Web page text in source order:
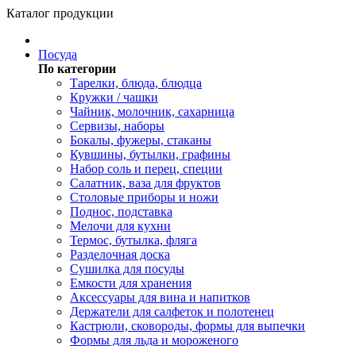
Каталог продукции
Посуда
По категории
Тарелки, блюда, блюдца
Кружки / чашки
Чайник, молочник, сахарница
Сервизы, наборы
Бокалы, фужеры, стаканы
Кувшины, бутылки, графины
Набор соль и перец, специи
Салатник, ваза для фруктов
Столовые приборы и ножи
Поднос, подставка
Мелочи для кухни
Термос, бутылка, фляга
Разделочная доска
Сушилка для посуды
Емкости для хранения
Аксессуары для вина и напитков
Держатели для салфеток и полотенец
Кастрюли, сковороды, формы для выпечки
Формы для льда и мороженого